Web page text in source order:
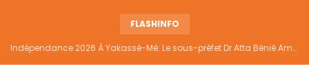
FLASHINFO
Indépendance 2026 À Yakassé-Mé: Le sous-préfet Dr Atta Bénié Amédé appelle à l’unité, à la sécurité et au développement